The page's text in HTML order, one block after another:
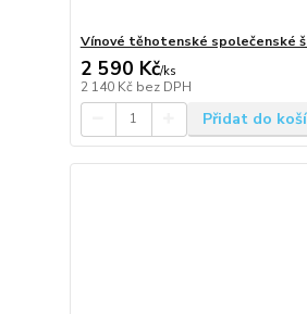
Vínové těhotenské společenské
2 590 Kč/ks
2 140 Kč bez DPH
Přidat do